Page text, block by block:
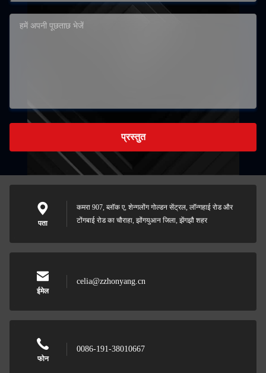
प्रस्तुत
पता
कमरा 907, ब्लॉक ए, शेन्गलोंग गोल्डन सेंट्रल, लॉन्गहाई रोड और
टोंगबाई रोड का चौराहा, झोंगयुआन जिला, झेंगझौ शहर
ईमेल
celia@zzhonyang.cn
फोन
0086-191-38010667